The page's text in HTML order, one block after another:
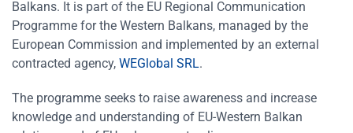
Balkans. It is part of the EU Regional Communication
Programme for the Western Balkans, managed by the
European Commission and implemented by an external
contracted agency, WEGlobal SRL.
The programme seeks to raise awareness and increase
knowledge and understanding of EU-Western Balkan